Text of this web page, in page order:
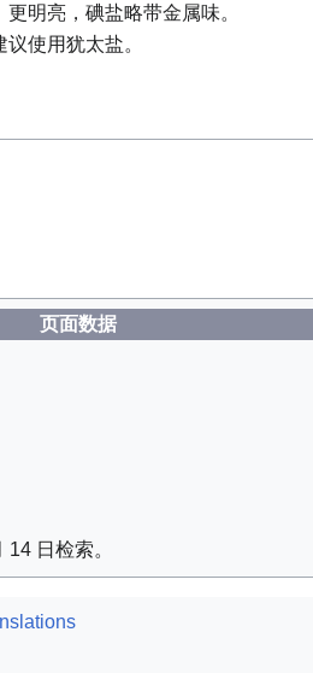
明亮，碘盐略带金属味。
使用犹太盐。
页面数据
14 日检索。